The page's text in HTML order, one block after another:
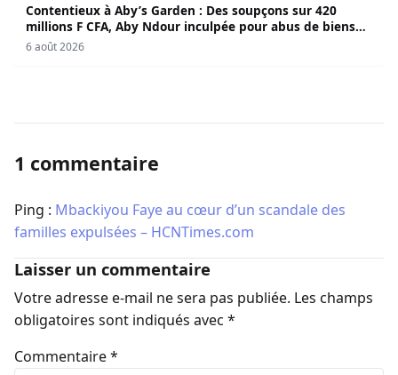
Contentieux à Aby’s Garden : Des soupçons sur 420
millions F CFA, Aby Ndour inculpée pour abus de biens
sociaux
6 août 2026
1 commentaire
Ping : Mbackiyou Faye au cœur d’un scandale des
familles expulsées – HCNTimes.com
Laisser un commentaire
Votre adresse e-mail ne sera pas publiée. Les champs
obligatoires sont indiqués avec *
Commentaire*